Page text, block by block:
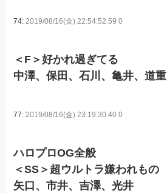
74:2019/08/16(金) 22:54:52.59 0
＜F＞好かれ過ぎてる
中澤、保田、石川、亀井、道重
77:2019/08/16(金) 23:19:30.40 0
ハロプロOG全般
＜SS＞超ウルトラ嫌われもの
矢口、市井、吉澤、光井